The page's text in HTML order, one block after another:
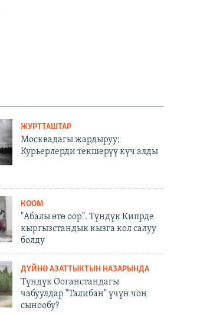
ЖУРТТАШТАР
Москвадагы жардыруу:
Курьерлерди текшерүү күч алды
КООМ
"Абалы өтө оор". Түндүк Кипрде
кыргызстандык кызга кол салуу
болду
ДҮЙНӨ АЗАТТЫКТЫН НАЗАРЫНДА
Түндүк Ооганстандагы
чабуулдар "Талибан" үчүн чоң
сынообу?